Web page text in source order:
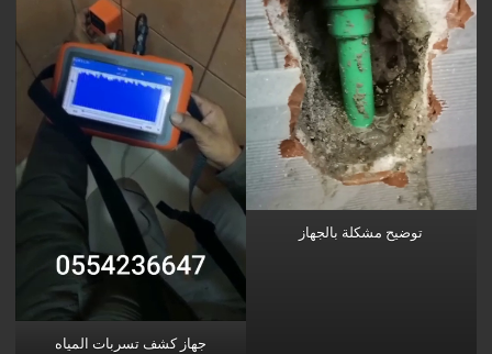
توضيح مشكلة بالجهاز
جهاز كشف تسربات المياه